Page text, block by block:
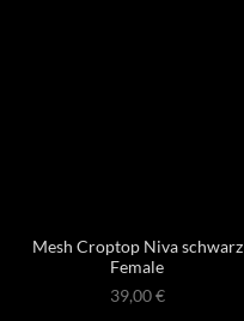
Mesh Croptop Niva schwarz
Female
39,00€